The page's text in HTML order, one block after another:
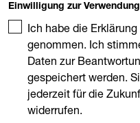
Einwilligung zur
Ich habe die
genommen. Ich
Daten zur
gespeichert werden.
jederzeit für die
widerrufen.